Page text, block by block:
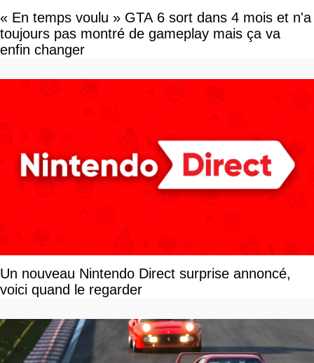
« En temps voulu » GTA 6 sort dans 4 mois et n'a
toujours pas montré de gameplay mais ça va
enfin changer
Un nouveau Nintendo Direct surprise annoncé,
voici quand le regarder